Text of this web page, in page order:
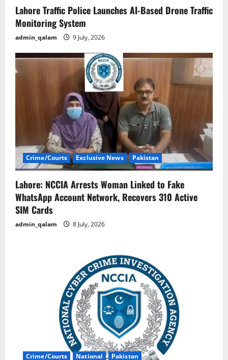
Lahore Traffic Police Launches AI-Based Drone Traffic
Monitoring System
admin_qalam 9 July, 2026
Crime/Courts Exclusive News Pakistan
Lahore: NCCIA Arrests Woman Linked to Fake
WhatsApp Account Network, Recovers 310 Active
SIM Cards
admin_qalam 8 July, 2026
Crime/Courts National Pakistan